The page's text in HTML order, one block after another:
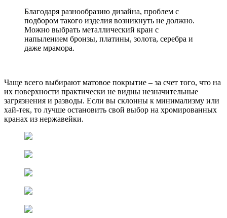
Благодаря разнообразию дизайна, проблем с
подбором такого изделия возникнуть не должно.
Можно выбрать металлический кран с
напылением бронзы, платины, золота, серебра и
даже мрамора.
Чаще всего выбирают матовое покрытие – за счет того, что на
их поверхности практически не видны незначительные
загрязнения и разводы. Если вы склонны к минимализму или
хай-тек, то лучше остановить свой выбор на хромированных
кранах из нержавейки.